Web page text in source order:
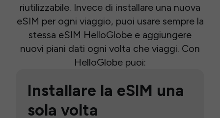
riutilizzabile. Invece di installare una nuova
eSIM per ogni viaggio, puoi usare sempre la
stessa eSIM HelloGlobe e aggiungere
nuovi piani dati ogni volta che viaggi. Con
HelloGlobe puoi:
Installare la eSIM una
sola volta